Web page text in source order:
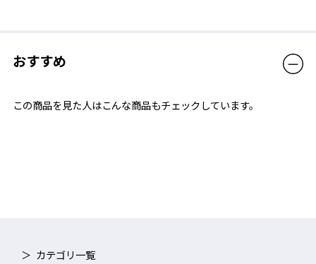
おすすめ
この商品を見た人はこんな商品もチェックしています。
カテゴリ一覧